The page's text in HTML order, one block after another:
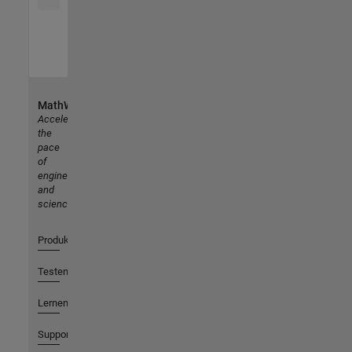
MathWorks
Accelerating
the
pace
of
engineering
and
science
Produkte
Testen oder Kaufen
Lernen
Support